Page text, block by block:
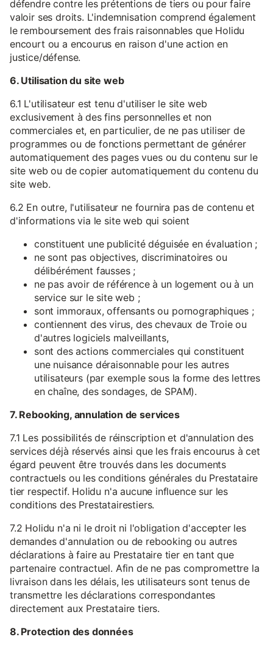
défendre contre les prétentions de tiers ou pour faire
valoir ses droits. L'indemnisation comprend également
le remboursement des frais raisonnables que Holidu
encourt ou a encourus en raison d'une action en
justice/défense.
6. Utilisation du site web
6.1 L'utilisateur est tenu d'utiliser le site web
exclusivement à des fins personnelles et non
commerciales et, en particulier, de ne pas utiliser de
programmes ou de fonctions permettant de générer
automatiquement des pages vues ou du contenu sur le
site web ou de copier automatiquement du contenu du
site web.
6.2 En outre, l'utilisateur ne fournira pas de contenu et
d'informations via le site web qui soient
constituent une publicité déguisée en évaluation ;
ne sont pas objectives, discriminatoires ou
délibérément fausses ;
ne pas avoir de référence à un logement ou à un
service sur le site web ;
sont immoraux, offensants ou pornographiques ;
contiennent des virus, des chevaux de Troie ou
d'autres logiciels malveillants,
sont des actions commerciales qui constituent
une nuisance déraisonnable pour les autres
utilisateurs (par exemple sous la forme des lettres
en chaîne, des sondages, de SPAM).
7. Rebooking, annulation de services
7.1 Les possibilités de réinscription et d'annulation des
services déjà réservés ainsi que les frais encourus à cet
égard peuvent être trouvés dans les documents
contractuels ou les conditions générales du Prestataire
tier respectif. Holidu n'a aucune influence sur les
conditions des Prestatairestiers.
7.2 Holidu n'a ni le droit ni l'obligation d'accepter les
demandes d'annulation ou de rebooking ou autres
déclarations à faire au Prestataire tier en tant que
partenaire contractuel. Afin de ne pas compromettre la
livraison dans les délais, les utilisateurs sont tenus de
transmettre les déclarations correspondantes
directement aux Prestataire tiers.
8. Protection des données